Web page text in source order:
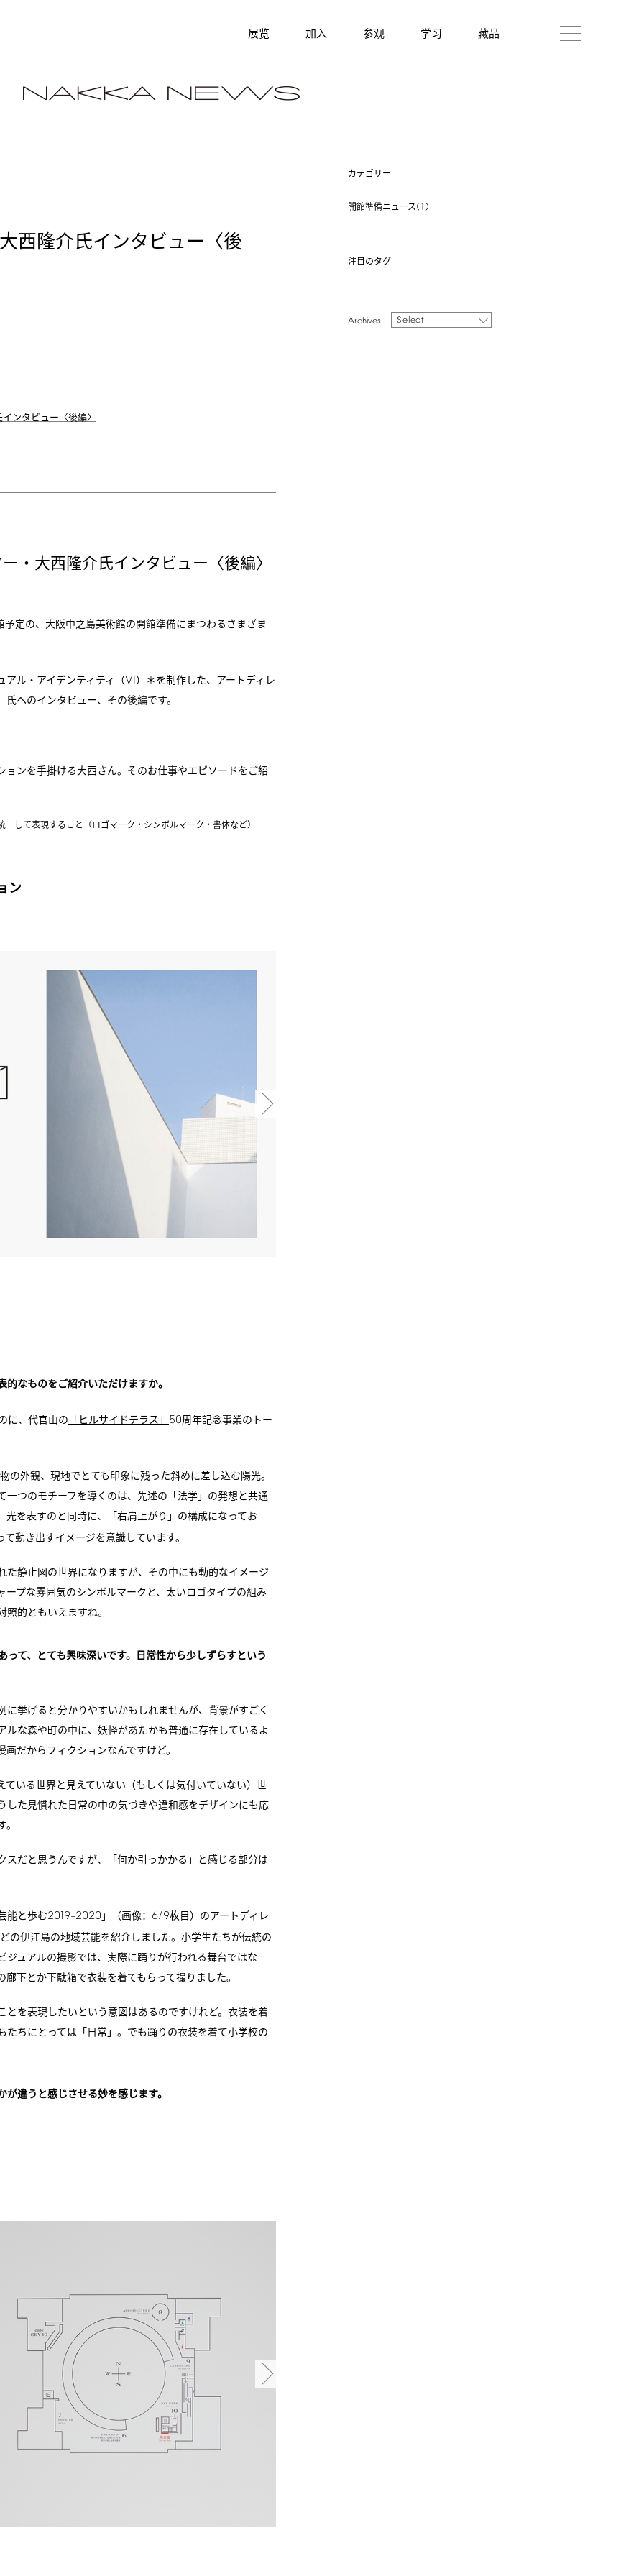
展览 加入 参观 学习 藏品
西隆介氏インタビュー〈後
ンタビュー〈後編〉
・大西隆介氏インタビュー〈後編〉
予定の、大阪中之島美術館の開館準備にまつわるさまざま
アル・アイデンティティ（VI）＊を制作した、アートディレ
へのインタビュー、その後編です。
ョンを手掛ける大西さん。そのお仕事やエピソードをご紹
して表現すること（ロゴマーク・シンボルマーク・書体など）
ン
なものをご紹介いただけますか。
に、代官山の 「ヒルサイドテラス」 50周年記念事業のトー
の外観、現地でとても印象に残った斜めに差し込む陽光。
一つのモチーフを導くのは、先述の「法学」の発想と共通
を表すのと同時に、「右肩上がり」の構成になってお
動き出すイメージを意識しています。
た静止図の世界になりますが、その中にも動的なイメージ
プな雰囲気のシンボルマークと、太いロゴタイプの組み
的ともいえますね。
って、とても興味深いです。日常性から少しずらすという
挙げると分かりやすいかもしれませんが、背景がすごく
ルな森や町の中に、妖怪があたかも普通に存在しているよ
だからフィクションなんですけど。
いる世界と見えていない（もしくは気付いていない）世
した見慣れた日常の中の気づきや違和感をデザインにも応
スだと思うんですが、「何か引っかかる」と感じる部分は
能と歩む2019–2020 」（画像： 6/9枚目）のアートディレ
の伊江島の地域芸能を紹介しました。小学生たちが伝統の
ュアルの撮影では、実際に踊りが行われる舞台ではな
下とか下駄箱で衣装を着てもらって撮りました。
とを表現したいという意図はあるのですけれど。衣装を着
たちにとっては「日常」。でも踊りの衣装を着て小学校の
違うと感じさせる妙を感じます。
カテゴリー
開館準備ニュース(1)
注目のタグ
Select